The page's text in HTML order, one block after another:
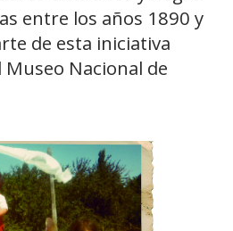
entre los años 1890 y
de esta iniciativa
Nacional de